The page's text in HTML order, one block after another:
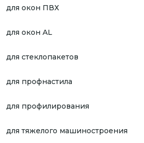
для окон ПВХ
для окон AL
для стеклопакетов
для профнастила
для профилирования
для тяжелого машиностроения